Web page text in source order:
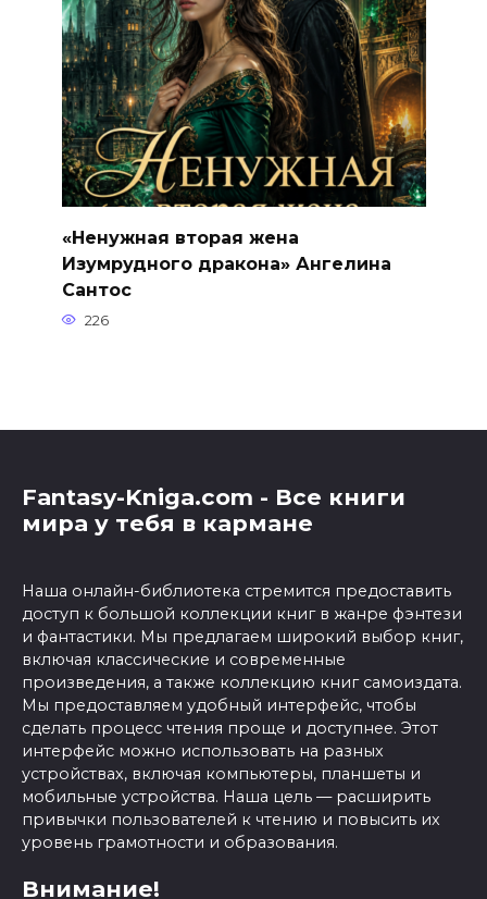
«Ненужная вторая жена
Изумрудного дракона» Ангелина
Сантос
226
Fantasy-Kniga.com - Все книги
мира у тебя в кармане
Наша онлайн-библиотека стремится предоставить
доступ к большой коллекции книг в жанре фэнтези
и фантастики. Мы предлагаем широкий выбор книг,
включая классические и современные
произведения, а также коллекцию книг самоиздата.
Мы предоставляем удобный интерфейс, чтобы
сделать процесс чтения проще и доступнее. Этот
интерфейс можно использовать на разных
устройствах, включая компьютеры, планшеты и
мобильные устройства. Наша цель — расширить
привычки пользователей к чтению и повысить их
уровень грамотности и образования.
Внимание!